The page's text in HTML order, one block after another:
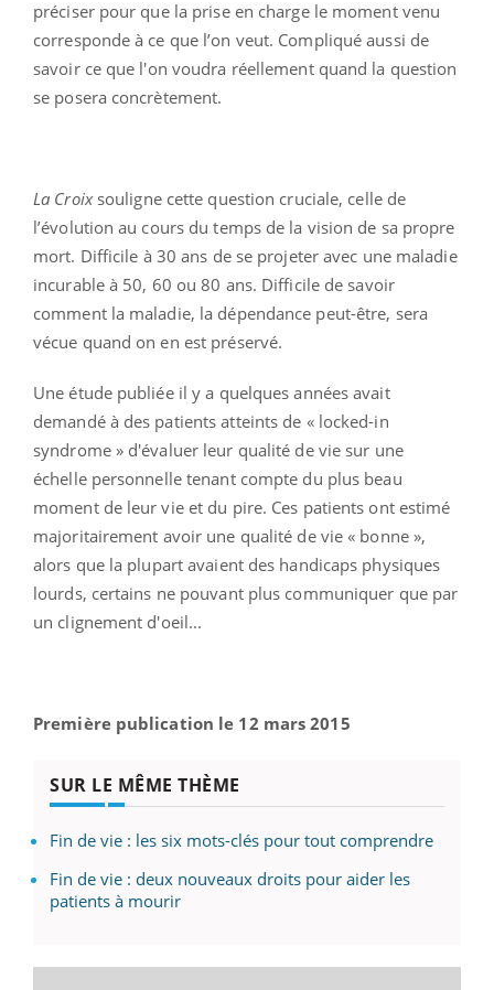
préciser pour que la prise en charge le moment venu
corresponde à ce que l’on veut. Compliqué aussi de
savoir ce que l'on voudra réellement quand la question
se posera concrètement.
La Croixsouligne cette question cruciale, celle de
l’évolution au cours du temps de la vision de sa propre
mort. Difficile à 30 ans de se projeter avec une maladie
incurable à 50, 60 ou 80 ans. Difficile de savoir
comment la maladie, la dépendance peut-être, sera
vécue quand on en est préservé.
Une étude publiée il y a quelques années avait
demandé à des patients atteints de « locked-in
syndrome » d'évaluer leur qualité de vie sur une
échelle personnelle tenant compte du plus beau
moment de leur vie et du pire. Ces patients ont estimé
majoritairement avoir une qualité de vie « bonne »,
alors que la plupart avaient des handicaps physiques
lourds, certains ne pouvant plus communiquer que par
un clignement d'oeil...
Première publication le 12 mars 2015
SUR LE MÊME THÈME
Fin de vie : les six mots-clés pour tout comprendre
Fin de vie : deux nouveaux droits pour aider les
patients à mourir